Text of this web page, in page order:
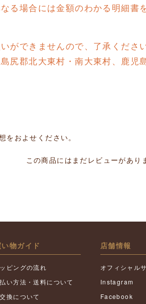
る場合には金額のわかる明細書
ができませんので、了承くださ
尻郡北大東村・南大東村、鹿児
をおよせください。
この商品にはまだレビューがあり
い物ガイド
ピングの流れ
い方法・送料について
換について
店舗情報
オフィシャル
Instagram
Facebook